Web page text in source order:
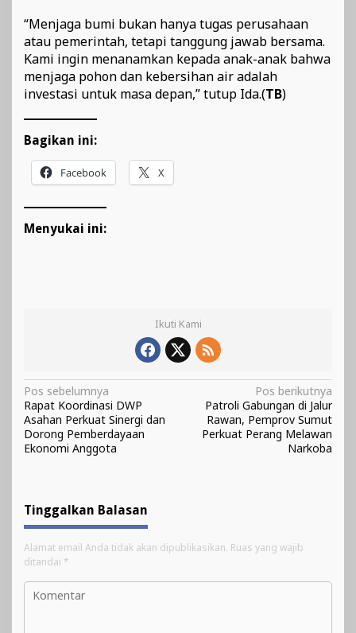
“Menjaga bumi bukan hanya tugas perusahaan
atau pemerintah, tetapi tanggung jawab bersama.
Kami ingin menanamkan kepada anak-anak bahwa
menjaga pohon dan kebersihan air adalah
investasi untuk masa depan,” tutup Ida.(TB)
Bagikan ini:
Facebook X
Menyukai ini:
Ikuti Kami
Navigasi
pos
Pos sebelumnya
Rapat Koordinasi DWP
Asahan Perkuat Sinergi dan
Dorong Pemberdayaan
Ekonomi Anggota
Pos berikutnya
Patroli Gabungan di Jalur
Rawan, Pemprov Sumut
Perkuat Perang Melawan
Narkoba
Tinggalkan Balasan
Alamat email Anda tidak akan dipublikasikan. Ruas yang wajib
ditandai *